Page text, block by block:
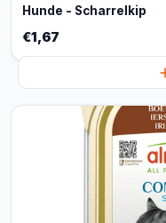
Hunde - Scharrelkip
€1,67